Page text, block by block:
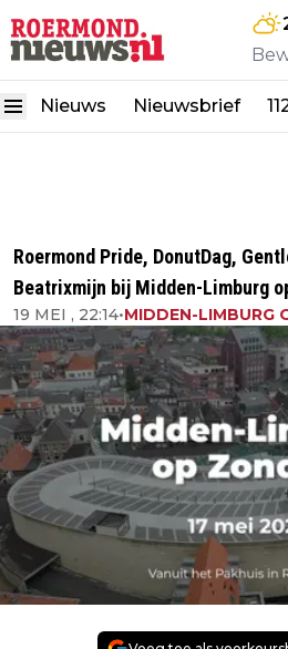
Nieuws Nieuwsbrief
Roermond Pride, DonutDag,
Beatrixmijn bij Midden-Limburg
19 MEI , 22:14•MIDDEN-LIMBURG